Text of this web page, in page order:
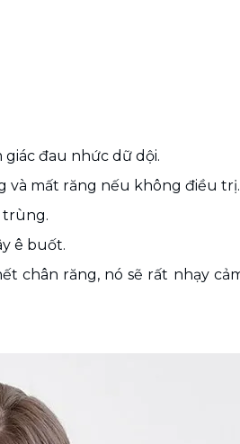
giác đau nhức dữ dội.
và mất răng nếu không điều trị.
trùng.
ê buốt.
chân răng, nó sẽ rất nhạy